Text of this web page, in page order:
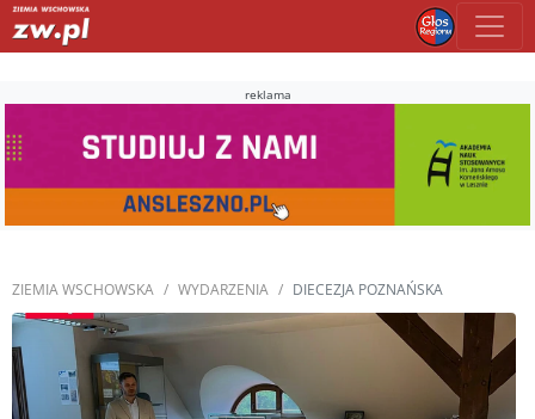
reklama
ZIEMIA WSCHOWSKA WYDARZENIA DIECEZJA POZNAŃSKA